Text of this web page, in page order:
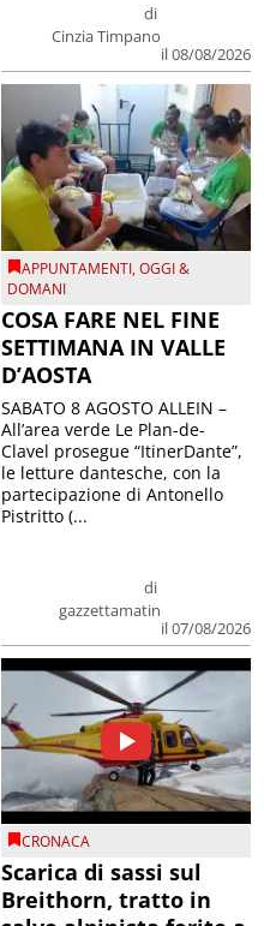
di
Cinzia Timpano
il 08/08/2026
APPUNTAMENTI,OGGI &
DOMANI
COSA FARE NEL FINE
SETTIMANA IN VALLE
D’AOSTA
di
gazzettamatin
il 07/08/2026
SABATO 8 AGOSTO ALLEIN –
All’area verde Le Plan-de-
Clavel prosegue “ItinerDante”,
le letture dantesche, con la
partecipazione di Antonello
Pistritto (...
CRONACA
Scarica di sassi sul
Breithorn, tratto in